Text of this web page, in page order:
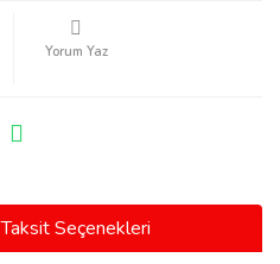
Yorum Yaz
Taksit Seçenekleri